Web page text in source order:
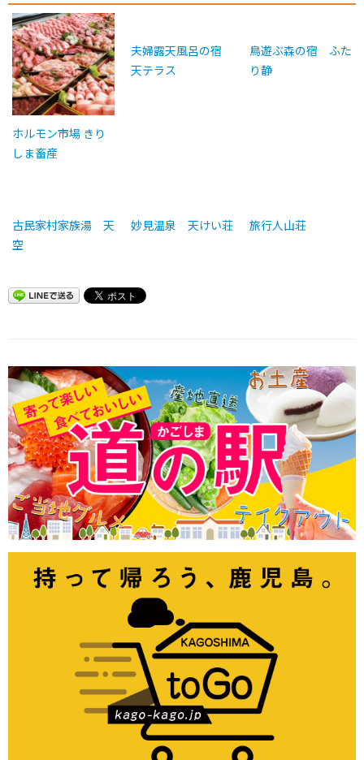
ホルモン市場 きり
しま畜産
夫婦露天風呂の宿
天テラス
鳥遊ぶ森の宿 ふた
り静
古民家村家族湯 天
空
妙見温泉 天けい荘 旅行人山荘